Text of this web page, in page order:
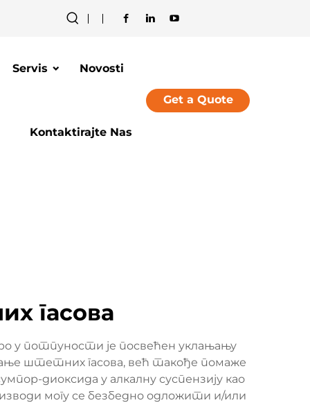
Servis Novosti
Kontaktirajte Nas
Get a Quote
гасова
у потпуности је посвећен уклањању
штетних гасова, већ такође помаже
диоксида у алкалну суспензију као
могу се безбедно одложити и/или